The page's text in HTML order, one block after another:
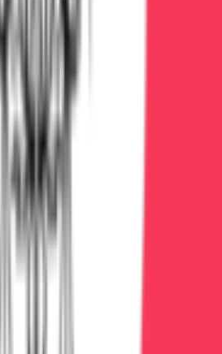
горячки (только в
в реанимации
(диазепам,
для купирования
капельницы с физраствором,
токсинов
B:тиамин (B1) в больших
энцефалопатию